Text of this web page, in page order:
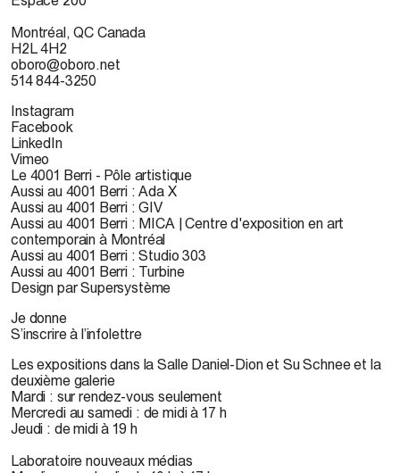
Montréal, QC Canada
H2L 4H2
oboro@oboro.net
514 844-3250
Instagram
Facebook
LinkedIn
Vimeo
Le 4001 Berri - Pôle artistique
Aussi au 4001 Berri : Ada X
Aussi au 4001 Berri : GIV
Aussi au 4001 Berri : MICA | Centre d'exposition en art
contemporain à Montréal
Aussi au 4001 Berri : Studio 303
Aussi au 4001 Berri : Turbine
Design par Supersystème
Je donne
S’inscrire à l’infolettre
Les expositions dans la Salle Daniel-Dion et Su Schnee et la
deuxième galerie
Mardi : sur rendez-vous seulement
Mercredi au samedi : de midi à 17 h
Jeudi : de midi à 19 h
Laboratoire nouveaux médias